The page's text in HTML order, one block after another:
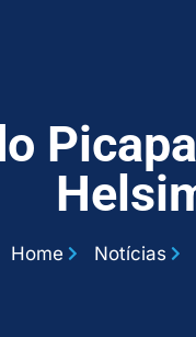
Home Notícias